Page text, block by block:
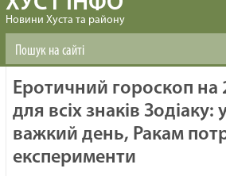
Новини Хуста та району
Еротичний гороскоп на
для всіх знаків Зодіаку:
важкий день, Ракам
експерименти